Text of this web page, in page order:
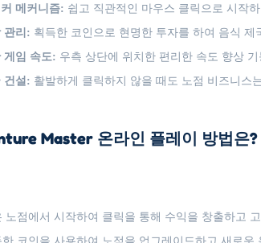
메커니즘: 쉽고 직관적인 마우스 클릭으로 시작
관리: 획득한 코인으로 현명한 투자를 하여 음식 제
게임 속도: 우측 상단에 위치한 편리한 속도 향상
건설: 활발하게 클릭하지 않을 때도 노점 비즈니스
Master 온라인 플레이 방법은?
노점에서 시작하여 클릭을 통해 수익을 창출하고